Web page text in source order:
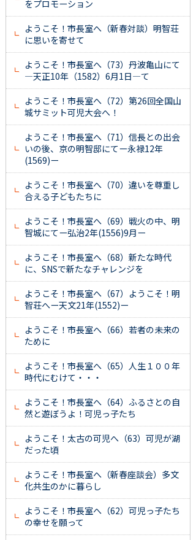
をプロモーション
ようこそ！市長室へ（新春対談）明智荘
に思いを寄せて
ようこそ！市長室へ（73）丹波亀山にて
―天正10年（1582）6月1日―て
ようこそ！市長室へ（72）第26回全国山
城サミット可児大会へ！
ようこそ！市長室へ（71）信長との出会
いの後、京の明智邸にてー永禄12年
(1569)ー
ようこそ！市長室へ（70）違いを尊重し
合える子どもたちに
ようこそ！市長室へ（69）戦火の中、明
智城にてー弘治2年(1556)9月ー
ようこそ！市長室へ（68）新たな時代
に、SNSで新たなチャレンジを
ようこそ！市長室へ（67）ようこそ！明
智荘へー天文21年(1552)ー
ようこそ！市長室へ（66）若者の未来の
ために
ようこそ！市長室へ（65）人生１００年
時代にむけて・・・
ようこそ！市長室へ（64）ふるさとの自
然と遊ぼうよ！可児っ子たち
ようこそ！太古の可児へ（63）可児が湖
だった頃
ようこそ！市長室へ（新春座談会）多文
化共生のかに暮らし
ようこそ！市長室へ（62）可児っ子たち
の幸せを願って